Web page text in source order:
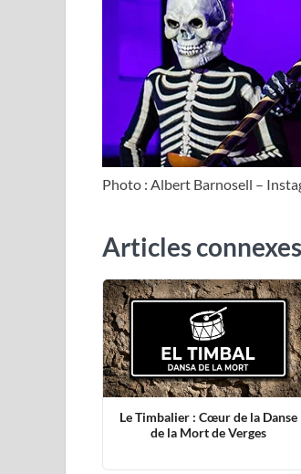
Photo : Albert Barnosell –
Articles
Le Timbalier : Cœur de la Danse
de la Mort de Verges